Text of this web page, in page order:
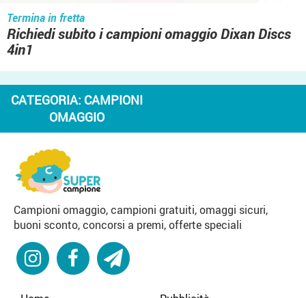
Termina in fretta
Richiedi subito i campioni omaggio Dixan Discs
4in1
CATEGORIA: CAMPIONI
OMAGGIO
Campioni omaggio, campioni gratuiti, omaggi sicuri,
buoni sconto, concorsi a premi, offerte speciali